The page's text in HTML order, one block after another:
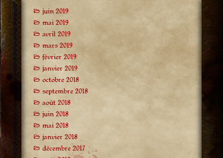
juin 2019
mai 2019
avril 2019
mars 2019
février 2019
janvier 2019
octobre 2018
septembre 2018
août 2018
juin 2018
mai 2018
janvier 2018
décembre 2017